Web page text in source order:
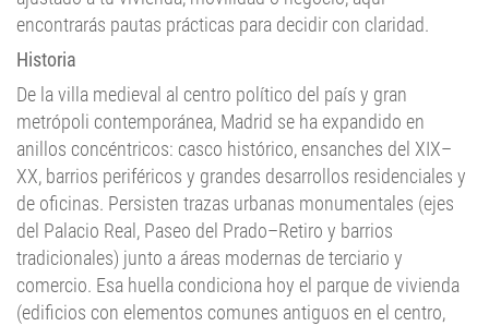
encontrarás pautas prácticas para decidir con claridad.
Historia
De la villa medieval al centro político del país y gran
metrópoli contemporánea, Madrid se ha expandido en
anillos concéntricos: casco histórico, ensanches del XIX–
XX, barrios periféricos y grandes desarrollos residenciales y
de oficinas. Persisten trazas urbanas monumentales (ejes
del Palacio Real, Paseo del Prado–Retiro y barrios
tradicionales) junto a áreas modernas de terciario y
comercio. Esa huella condiciona hoy el parque de vivienda
(edificios con elementos comunes antiguos en el centro,